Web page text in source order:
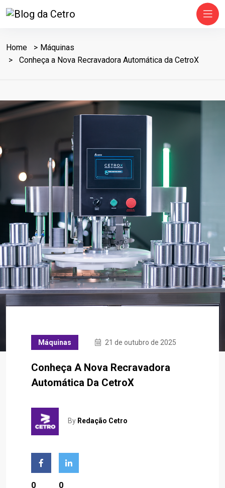
Home
Máquinas
Conheça a Nova Recravadora Automática da CetroX
Máquinas 21 de outubro de 2025
Conheça A Nova Recravadora
Automática Da CetroX
By Redação Cetro
0
0